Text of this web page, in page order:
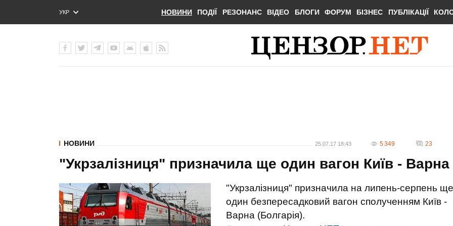
УКР
ENG
НОВИНИ ПОДІЇ РЕЗОНАНС ВІДЕО БЛОГИ ФОРУМ БІЗНЕС ПУБЛІКАЦІЇ
НОВИНИ 25.07.17 18:43 5 349 23
"Укрзалізниця" призначила ще один вагон Київ - Варна
"Укрзалізниця" призначила на липень-серпень ще
один безпересадковий вагон сполученням Київ -
Варна (Болгарія).